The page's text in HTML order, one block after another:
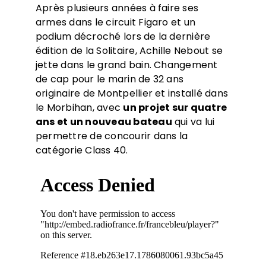
Après plusieurs années à faire ses
armes dans le circuit Figaro et un
podium décroché lors de la dernière
édition de la Solitaire, Achille Nebout se
jette dans le grand bain. Changement
de cap pour le marin de 32 ans
originaire de Montpellier et installé dans
le Morbihan, avec un projet sur quatre
ans et un nouveau bateau qui va lui
permettre de concourir dans la
catégorie Class 40.